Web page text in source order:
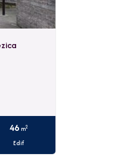
46 m2
Edif